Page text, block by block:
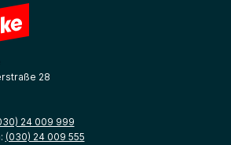
28
24 009 999
(030) 24 009 555